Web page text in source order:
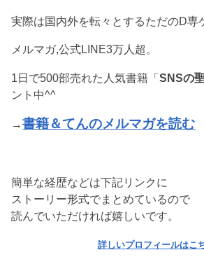
実際は国内外を転々とするただのD専
メルマガ,公式LINE3万人超。
1日で500部売れた人気書籍「SNSの聖
ント中^^
→書籍＆てんのメルマガを読む
簡単な経歴などは下記リンクに
ストーリー形式でまとめているので
読んでいただければ嬉しいです。
詳しいプロフィールはこ